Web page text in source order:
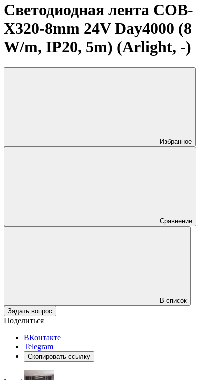
Светодиодная лента COB-
X320-8mm 24V Day4000 (8
W/m, IP20, 5m) (Arlight, -)
Избранное
Сравнение
В список
Задать вопрос
Поделиться
ВКонтакте
Telegram
Скопировать ссылку